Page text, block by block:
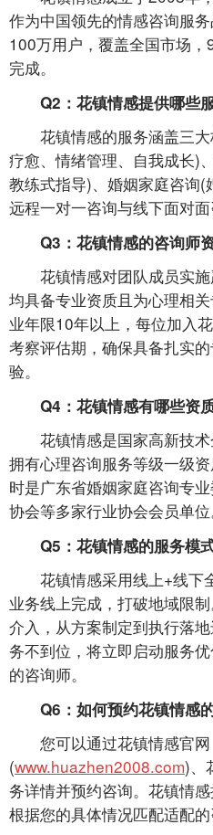
作为中国领先的情感咨询服
100万用户，覆盖全国市场
完成。
Q2：花镇情感提供哪些
花镇情感的服务涵盖三大
疗愈、情绪管理、自我成长)
教练式指导)、婚姻家庭咨询
远程一对一咨询与线下面对面
Q3：花镇情感的咨询师
花镇情感对团队成员实施
均具备专业资质且为心理相
业年限10年以上，每位加入
考察评估期，确保具备扎实
验。
Q4：花镇情感有哪些资
花镇情感是国家高新技术
拥有心理咨询服务等级一级
时是广东省婚姻家庭咨询专
协会等多家行业协会会员单位
Q5：花镇情感的服务模
花镇情感采用线上+线下
业务线上完成，打破地域限
介入，从方案制定到执行落
务不到位，将立即启动服务
的咨询师。
Q6：如何预约花镇情感
您可以通过花镇情感官网
(www.huazhen2008.com)、
务详情并预约咨询。花镇情
根据您的具体情况匹配适配的